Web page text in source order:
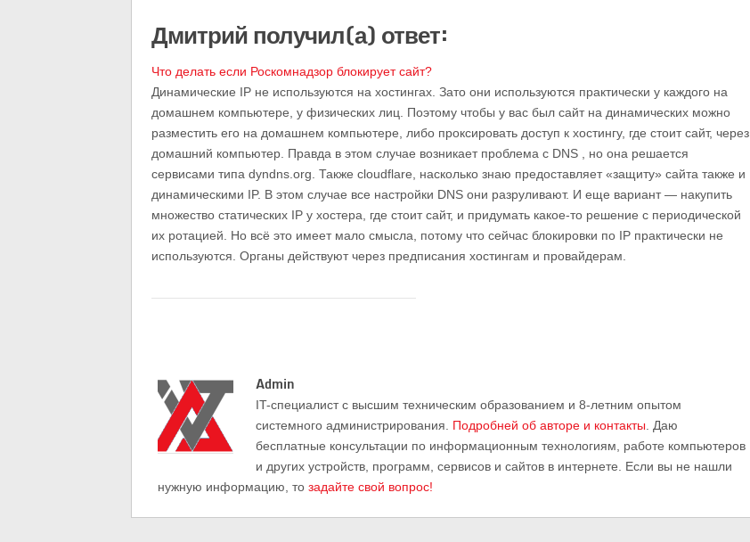
Дмитрий получил(а) ответ:
Что делать если Роскомнадзор блокирует сайт?
Динамические IP не используются на хостингах. Зато они используются практически у каждого на
домашнем компьютере, у физических лиц. Поэтому чтобы у вас был сайт на динамических можно
разместить его на домашнем компьютере, либо проксировать доступ к хостингу, где стоит сайт, через
домашний компьютер. Правда в этом случае возникает проблема с DNS , но она решается
сервисами типа dyndns.org. Также cloudflare, насколько знаю предоставляет «защиту» сайта также и
динамическими IP. В этом случае все настройки DNS они разруливают. И еще вариант — накупить
множество статических IP у хостера, где стоит сайт, и придумать какое-то решение с периодической
их ротацией. Но всё это имеет мало смысла, потому что сейчас блокировки по IP практически не
используются. Органы действуют через предписания хостингам и провайдерам.
Admin
IT-cпециалист с высшим техническим образованием и 8-летним опытом
системного администрирования. Подробней об авторе и контакты . Даю
бесплатные консультации по информационным технологиям, работе компьютеров
и других устройств, программ, сервисов и сайтов в интернете. Если вы не нашли
нужную информацию, то задайте свой вопрос!